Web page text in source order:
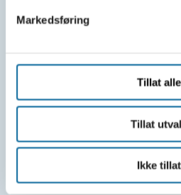
Markedsføring
Tillat alle
Tillat
Ikke tillat
Stykket utspiller seg natt til
tikker.
dødsstraff som inhuman
etter nye og meningsfylte
publikumsgrupper, sier
– Jeg har lyst til å fortelle en
versus storpolitikk, og vil
regimes forsøk på å bryte ned
hans sinnstilstand. Hva tenker